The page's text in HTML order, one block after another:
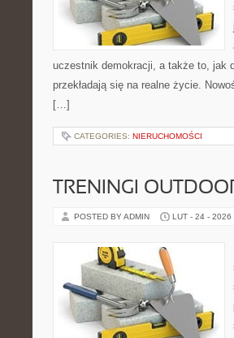
uczestnik demokracji, a także to, jak
przekładają się na realne życie.
[…]
CATEGORIES: NIERUCHOMOŚCI
TRENINGI
POSTED BY ADMIN LUT - 24 - 2026